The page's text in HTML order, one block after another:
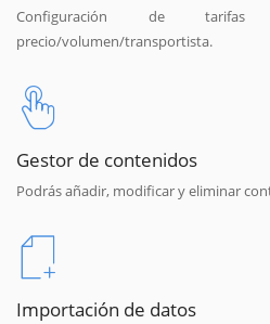
Configuración de
precio/volumen/transportista.
Gestor de contenidos
Podrás añadir, modificar y eliminar
Importación de datos